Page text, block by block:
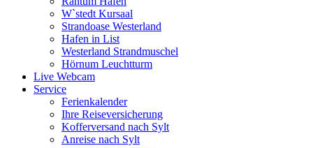
W`stedt Kursaal
Strandoase Westerland
Hafen in List
Westerland Strandmuschel
Hörnum Leuchtturm
Live Webcam
Service
Ferienkalender
Ihre Reiseversicherung
Kofferversand nach Sylt
Anreise nach Sylt